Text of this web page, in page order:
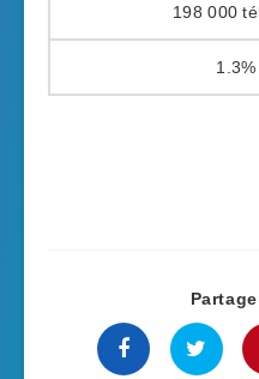
198 000
1.3%